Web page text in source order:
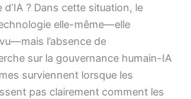
? Dans cette situation, le
elle-même—elle
l’absence de
sur la gouvernance humain-IA
surviennent lorsque les
pas clairement comment les